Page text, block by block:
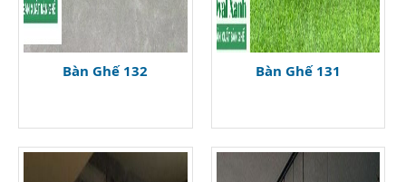
Bàn Ghế 132 Bàn Ghế 131